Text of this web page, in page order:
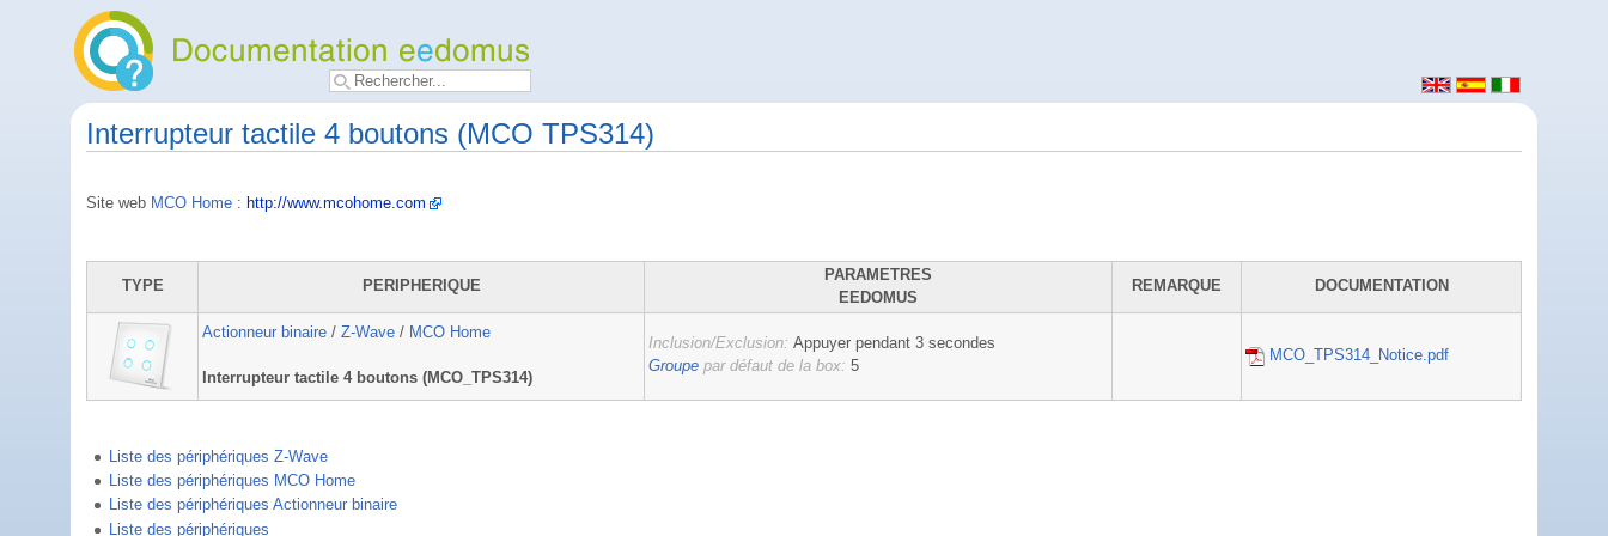
Interrupteur tactile 4 boutons (MCO TPS314)
Site web MCO Home : http://www.mcohome.com
TYPE PERIPHERIQUE
PARAMETRES
EEDOMUS
REMARQUE DOCUMENTATION
Actionneur binaire/ Z-Wave/ MCO Home
Interrupteur tactile 4 boutons (MCO_TPS314)
Inclusion/Exclusion: Appuyer pendant 3 secondes
Groupepar défaut de la box: 5
MCO_TPS314_Notice.pdf
Liste des périphériques Z-Wave
Liste des périphériques MCO Home
Liste des périphériques Actionneur binaire
Liste des périphériques